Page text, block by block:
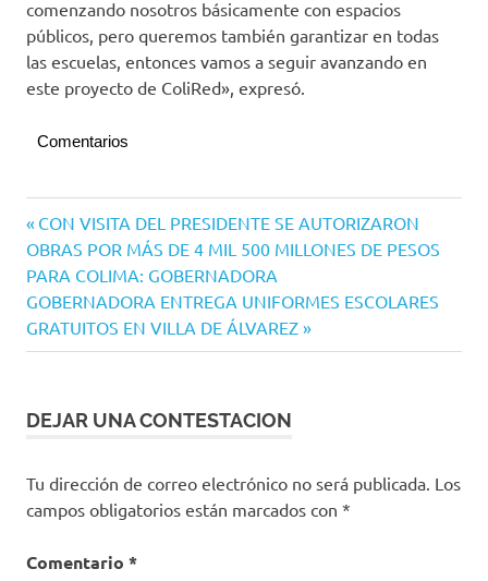
comenzando nosotros básicamente con espacios
públicos, pero queremos también garantizar en todas
las escuelas, entonces vamos a seguir avanzando en
este proyecto de ColiRed», expresó.
Comentarios
Navegación
de
entradas
Entrada
anterior:
CON VISITA DEL PRESIDENTE SE AUTORIZARON
OBRAS POR MÁS DE 4 MIL 500 MILLONES DE PESOS
PARA COLIMA: GOBERNADORA
Siguiente
entrada:
GOBERNADORA ENTREGA UNIFORMES ESCOLARES
GRATUITOS EN VILLA DE ÁLVAREZ
DEJAR UNA CONTESTACION
Tu dirección de correo electrónico no será publicada. Los
campos obligatorios están marcados con *
Comentario *